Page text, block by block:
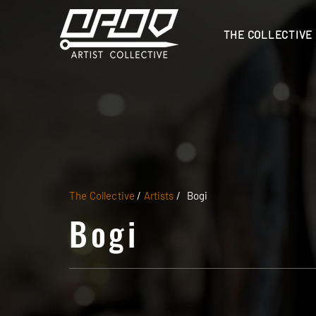
THE COLLECTIVE
The Collective / Artists /
Bogi
Bogi